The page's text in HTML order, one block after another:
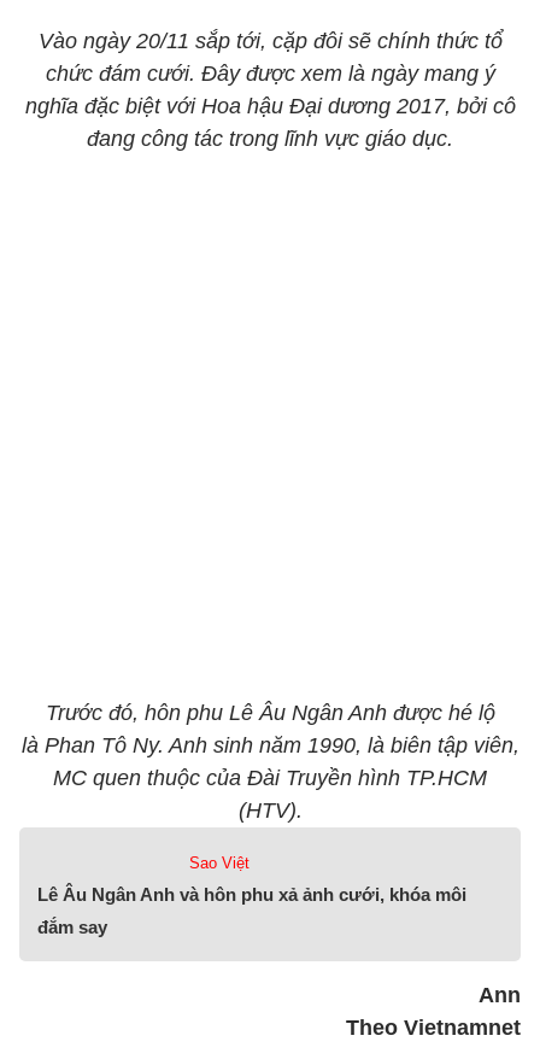
Vào ngày 20/11 sắp tới, cặp đôi sẽ chính thức tổ
chức đám cưới. Đây được xem là ngày mang ý
nghĩa đặc biệt với Hoa hậu Đại dương 2017, bởi cô
đang công tác trong lĩnh vực giáo dục.
Trước đó, hôn phu Lê Âu Ngân Anh được hé lộ
là Phan Tô Ny. Anh sinh năm 1990, là biên tập viên,
MC quen thuộc của Đài Truyền hình TP.HCM
(HTV).
Sao Việt
Lê Âu Ngân Anh và hôn phu xả ảnh cưới, khóa môi
đắm say
Ann
Theo Vietnamnet